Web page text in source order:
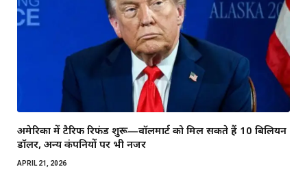
अमेरिका में टैरिफ रिफंड शुरू—वॉलमार्ट को मिल सकते हैं 10 बिलियन
डॉलर, अन्य कंपनियों पर भी नजर
APRIL 21, 2026